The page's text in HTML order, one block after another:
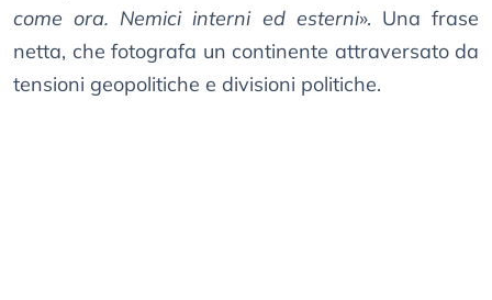
come ora. Nemici interni ed esterni». Una frase
netta, che fotografa un continente attraversato da
tensioni geopolitiche e divisioni politiche.